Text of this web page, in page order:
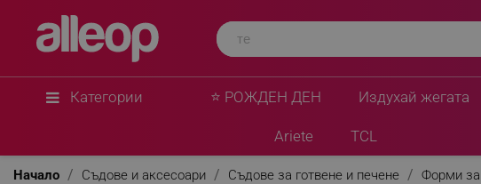
Категории ⭐ РОЖДЕН ДЕН Издухай жегата
Ariete TCL
Начало Съдове и аксесоари Съдове за готвене и печене
Форми
Voltz
Форма за мъфини Oliver Voltz OV51223RK, За 6 бр,
Червен
★★★★★(1) 0 Въпроса